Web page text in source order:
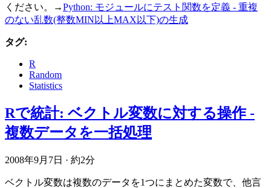
ください。→Python: モジュールにテスト関数を定義 - 重複
のない乱数(整数MIN以上MAX以下)の生成
タグ:
R
Random
Statistics
Rで統計: ベクトル変数に対する操作 -
複数データを一括処理
2008年9月7日 · 約2分
ベクトル変数は複数のデータを1つにまとめた変数で、他言